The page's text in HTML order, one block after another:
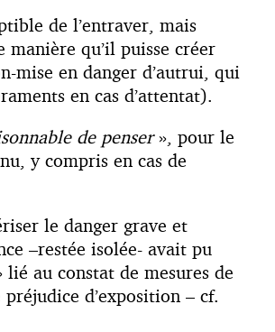
de l’entraver, mais
qu’il puisse créer
mise en danger d’autrui, qui
en cas d’attentat).
de penser», pour le
y compris en cas de
le danger grave et
–restée isolée- avait pu
lié au constat de mesures de
d’exposition – cf.